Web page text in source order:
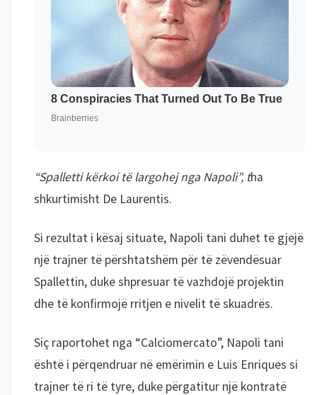
“Spalletti kërkoi të largohej nga Napoli”, tha
shkurtimisht De Laurentis.
Si rezultat i kësaj situate, Napoli tani duhet të gjejë
një trajner të përshtatshëm për të zëvendësuar
Spallettin, duke shpresuar të vazhdojë projektin
dhe të konfirmojë rritjen e nivelit të skuadrës.
Siç raportohet nga “Calciomercato”, Napoli tani
është i përqendruar në emërimin e Luis Enriques si
trajner të ri të tyre, duke përgatitur një kontratë